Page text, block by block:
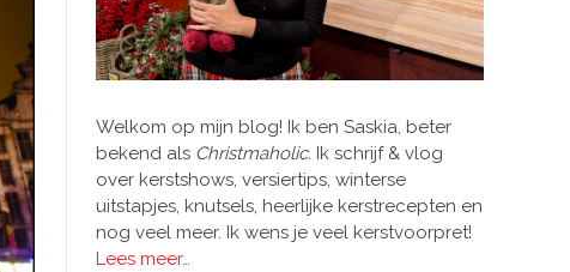
Welkom op mijn blog! Ik ben Saskia, beter
bekend als Christmaholic. Ik schrijf & vlog
over kerstshows, versiertips, winterse
uitstapjes, knutsels, heerlijke kerstrecepten en
nog veel meer. Ik wens je veel kerstvoorpret!
Lees meer…